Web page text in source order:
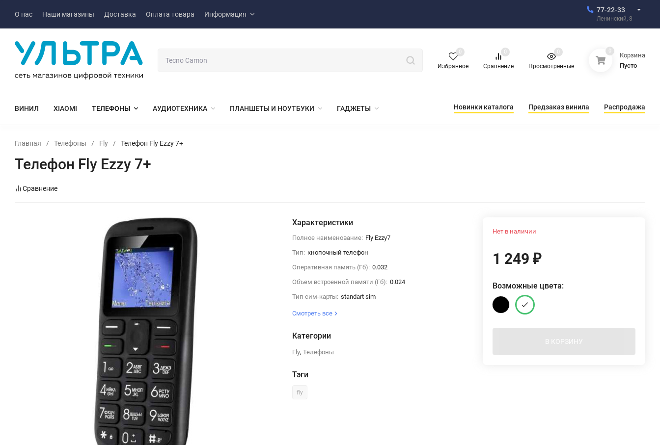
О нас Наши магазины Доставка Оплата товара Информация
77-22-33
Ленинский, 8
Избранное
0
Сравнение
0
Просмотренные
0 0
Корзина
Пусто
ВИНИЛ XIAOMI ТЕЛЕФОНЫ АУДИОТЕХНИКА ПЛАНШЕТЫ И НОУТБУКИ ГАДЖЕТЫ Новинки каталога Предзаказ винила Распродажа
Главная / Телефоны / Fly / Телефон Fly Ezzy 7+
Телефон Fly Ezzy 7+
Сравнение
Характеристики
Полное наименование: Fly Ezzy7
Тип: кнопочный телефон
Оперативная память (Гб): 0.032
Объем встроенной памяти (Гб): 0.024
Тип сим-карты: standart sim
Смотреть все
Категории
Fly, Телефоны
Тэги
fly
Нет в наличии
1 249₽
Возможные цвета:
В КОРЗИНУ